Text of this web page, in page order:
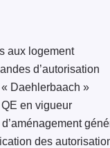
aux logement
d’autorisation
« Daehlerbaach »
QE en vigueur
d’aménagement
des